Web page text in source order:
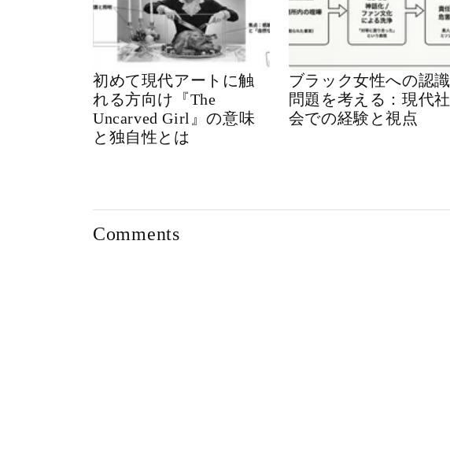
初めて現代アートに触
れる方向け『The
Uncarved Girl』の意味
と独自性とは
ブラック女性への認識
問題を考える：現代社
会での経験と視点
Comments